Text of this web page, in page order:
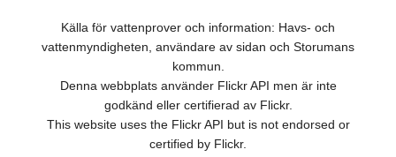
Källa för vattenprover och information: Havs- och
vattenmyndigheten, användare av sidan och Storumans
kommun.
Denna webbplats använder Flickr API men är inte
godkänd eller certifierad av Flickr.
This website uses the Flickr API but is not endorsed or
certified by Flickr.